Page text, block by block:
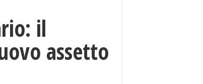
il
assetto